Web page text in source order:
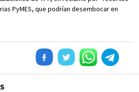
PyMES, que podrían desembocar en